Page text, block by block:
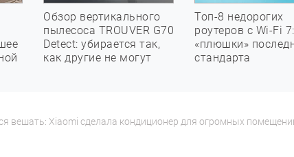
Обзор вертикального
пылесоса TROUVER G70
Detect: убирается так,
как другие не могут
Топ-8 недорогих
роутеров с Wi-Fi
«плюшки»
стандарта
вешать: Xiaomi сделала кондиционер для огромных